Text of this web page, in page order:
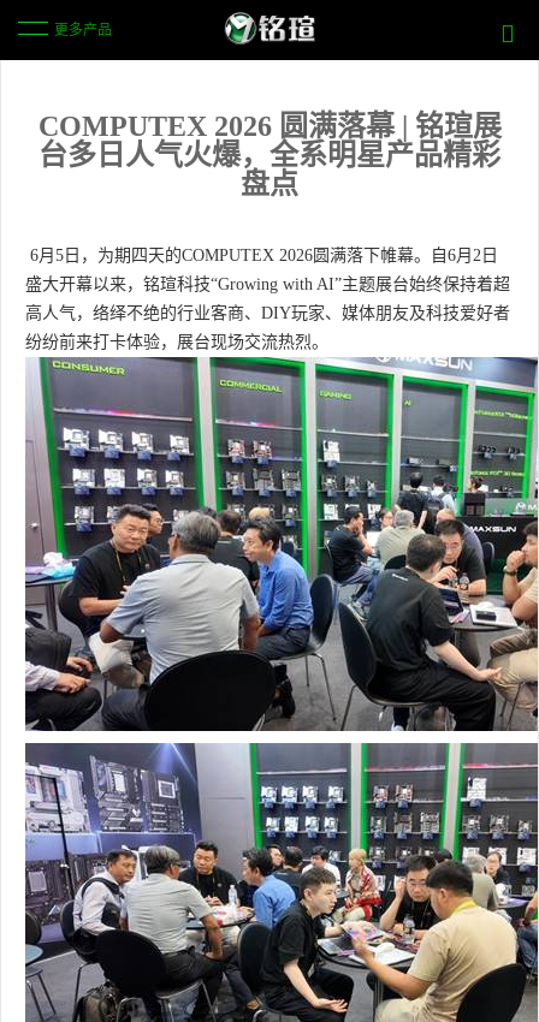
更多产品
COMPUTEX 2026 圆满落幕 | 铭瑄展
台多日人气火爆，全系明星产品精彩
盘点
6月5日，为期四天的COMPUTEX 2026圆满落下帷幕。自6月2日
盛大开幕以来，铭瑄科技“Growing with AI”主题展台始终保持着超
高人气，络绎不绝的行业客商、DIY玩家、媒体朋友及科技爱好者
纷纷前来打卡体验，展台现场交流热烈。